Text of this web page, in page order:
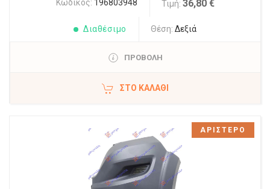
Κωδικός: 196803948 Τιμή: 36,80 €
Διαθέσιμο Θέση: Δεξιά
ΠΡΟΒΟΛΗ
ΣΤΟ ΚΑΛΆΘΙ
ΑΡΙΣΤΕΡΟ